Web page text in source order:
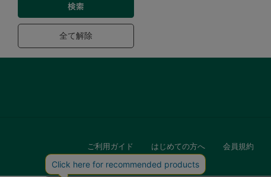
全て解除
ご利用ガイド はじめての方へ 会員規約